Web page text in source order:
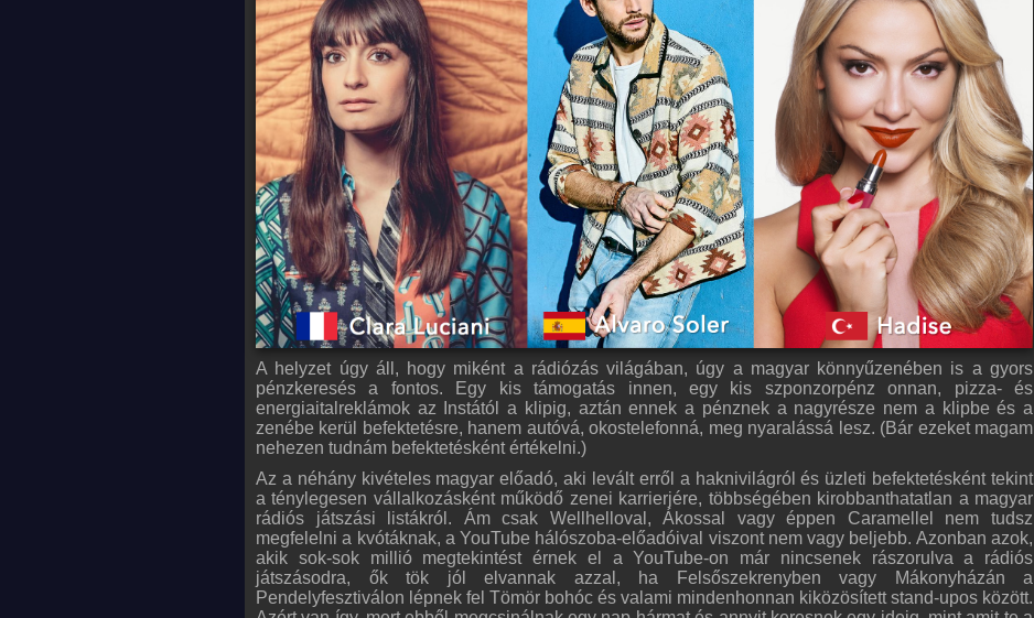
A helyzet úgy áll, hogy miként a rádiózás világában, úgy a magyar könnyűzenében is a gyors
pénzkeresés a fontos. Egy kis támogatás innen, egy kis szponzorpénz onnan, pizza- és
energiaitalreklámok az Instától a klipig, aztán ennek a pénznek a nagyrésze nem a klipbe és a
zenébe kerül befektetésre, hanem autóvá, okostelefonná, meg nyaralássá lesz. (Bár ezeket magam
nehezen tudnám befektetésként értékelni.)
Az a néhány kivételes magyar előadó, aki levált erről a haknivilágról és üzleti befektetésként tekint
a ténylegesen vállalkozásként működő zenei karrierjére, többségében kirobbanthatatlan a magyar
rádiós játszási listákról. Ám csak Wellhelloval, Ákossal vagy éppen Caramellel nem tudsz
megfelelni a kvótáknak, a YouTube hálószoba-előadóival viszont nem vagy beljebb. Azonban azok,
akik sok-sok millió megtekintést érnek el a YouTube-on már nincsenek rászorulva a rádiós
játszásodra, ők tök jól elvannak azzal, ha Felsőszekrenyben vagy Mákonyházán a
Pendelyfesztiválon lépnek fel Tömör bohóc és valami mindenhonnan kiközösített stand-upos között.